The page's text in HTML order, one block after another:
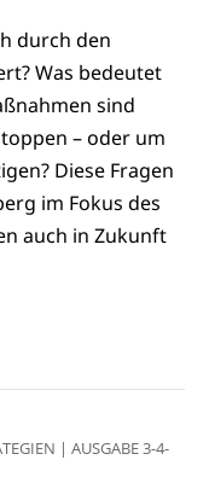
durch den
Was bedeutet
sind
– oder um
Diese Fragen
im Fokus des
auch in Zukunft
| AUSGABE 3-4-